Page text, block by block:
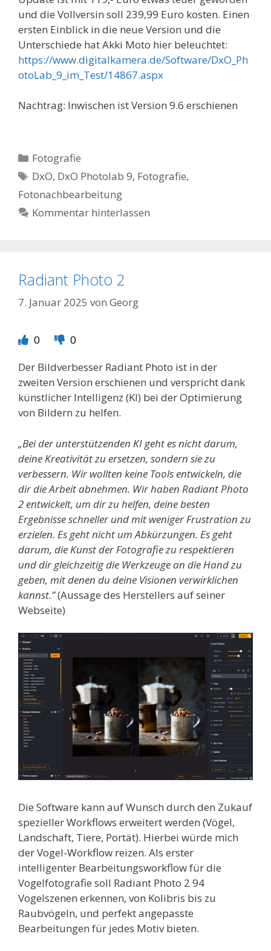
und die Vollversin soll 239,99 Euro kosten. Einen
ersten Einblick in die neue Version und die
Unterschiede hat Akki Moto hier beleuchtet:
https://www.digitalkamera.de/Software/DxO_Ph
otoLab_9_im_Test/14867.aspx
Nachtrag: Inwischen ist Version 9.6 erschienen
Kategorien
Fotografie
Schlagwörter
DxO, DxO Photolab 9, Fotografie,
Fotonachbearbeitung
Kommentar hinterlassen
Radiant Photo 2
7. Januar 2025 von Georg
0
0
Der Bildverbesser Radiant Photo ist in der
zweiten Version erschienen und verspricht dank
künstlicher Intelligenz (KI) bei der Optimierung
von Bildern zu helfen.
„Bei der unterstützenden KI geht es nicht darum,
deine Kreativität zu ersetzen, sondern sie zu
verbessern. Wir wollten keine Tools entwickeln, die
dir die Arbeit abnehmen. Wir haben Radiant Photo
2 entwickelt, um dir zu helfen, deine besten
Ergebnisse schneller und mit weniger Frustration zu
erzielen. Es geht nicht um Abkürzungen. Es geht
darum, die Kunst der Fotografie zu respektieren
und dir gleichzeitig die Werkzeuge an die Hand zu
geben, mit denen du deine Visionen verwirklichen
kannst.”(Aussage des Herstellers auf seiner
Webseite)
Die Software kann auf Wunsch durch den Zukauf
spezieller Workflows erweitert werden (Vögel,
Landschaft, Tiere, Portät). Hierbei würde mich
der Vogel-Workflow reizen. Als erster
intelligenter Bearbeitungsworkflow für die
Vogelfotografie soll Radiant Photo 2 94
Vogelszenen erkennen, von Kolibris bis zu
Raubvögeln, und perfekt angepasste
Bearbeitungen für jedes Motiv bieten.